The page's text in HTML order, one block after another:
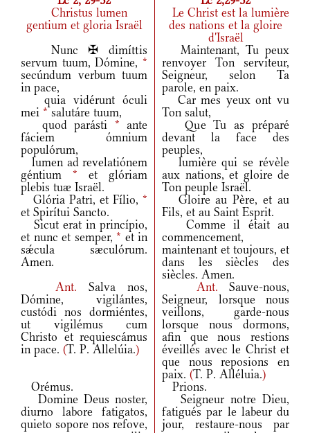
Christus lumen
gentium et gloria Israël
Le Christ est la lumière
des nations et la gloire
d'Israël
Nunc ✠ dimíttis
servum tuum, Dómine, *
secúndum verbum tuum
in pace,
Maintenant, Tu peux
renvoyer Ton serviteur,
Seigneur, selon Ta
parole, en paix.
quia vidérunt óculi
mei * salutáre tuum,
Car mes yeux ont vu
Ton salut,
quod parásti * ante
fáciem ómnium
populórum,
Que Tu as préparé
devant la face des
peuples,
lumen ad revelatiónem
géntium * et glóriam
plebis tuæ Israël.
lumière qui se révèle
aux nations, et gloire de
Ton peuple Israël.
Glória Patri, et Fílio, *
et Spirítui Sancto.
Gloire au Père, et au
Fils, et au Saint Esprit.
Sicut erat in princípio,
et nunc et semper, * et in
sǽcula sæculórum.
Amen.
Comme il était au
commencement,
maintenant et toujours, et
dans les siècles des
siècles. Amen.
Ant.Salva nos,
Dómine, vigilántes,
custódi nos dormiéntes,
ut vigilémus cum
Christo et requiescámus
in pace. (T. P. Allelúia.)
Ant. Sauve-nous,
Seigneur, lorsque nous
veillons, garde-nous
lorsque nous dormons,
afin que nous restions
éveillés avec le Christ et
que nous reposions en
paix. (T. P. Alléluia.)
Orémus.
Prions.
Domine Deus noster,
diurno labore fatigatos,
quieto sopore nos refove,
Seigneur notre Dieu,
fatigués par le labeur du
jour, restaure-nous par